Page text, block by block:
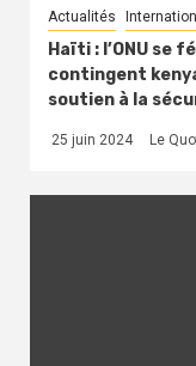
Actualités
Haïti : l’ONU se
contingent
soutien à la
25 juin 2024 Le